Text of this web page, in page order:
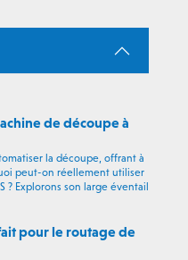
de découpe à
la découpe, offrant à
peut-on réellement utiliser
? Explorons son large éventail
pour le routage de